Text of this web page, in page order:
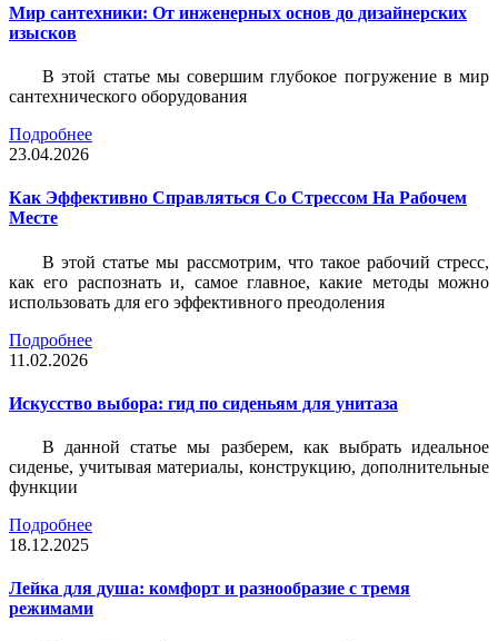
Мир сантехники: От инженерных основ до дизайнерских
изысков
В этой статье мы совершим глубокое погружение в мир
сантехнического оборудования
Подробнее
23.04.2026
Как Эффективно Справляться Со Стрессом На Рабочем
Месте
В этой статье мы рассмотрим, что такое рабочий стресс,
как его распознать и, самое главное, какие методы можно
использовать для его эффективного преодоления
Подробнее
11.02.2026
Искусство выбора: гид по сиденьям для унитаза
В данной статье мы разберем, как выбрать идеальное
сиденье, учитывая материалы, конструкцию, дополнительные
функции
Подробнее
18.12.2025
Лейка для душа: комфорт и разнообразие с тремя
режимами